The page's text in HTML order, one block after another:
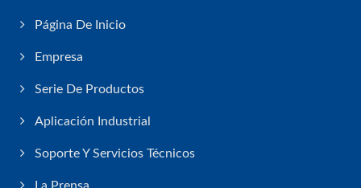
Página De Inicio
Empresa
Serie De Productos
Aplicación Industrial
Soporte Y Servicios Técnicos
La Prensa